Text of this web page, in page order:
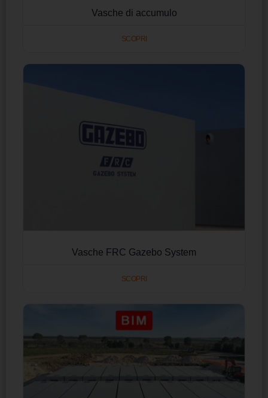
Vasche di accumulo
SCOPRI
Vasche FRC Gazebo System
SCOPRI